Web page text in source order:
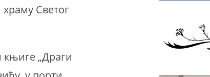
Светог
књиге „Драги